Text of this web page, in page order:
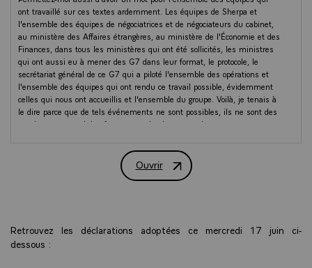
ont travaillé sur ces textes ardemment. Les équipes de Sherpa et
l'ensemble des équipes de négociatrices et de négociateurs du cabinet,
au ministère des Affaires étrangères, au ministère de l'Économie et des
Finances, dans tous les ministères qui ont été sollicités, les ministres
qui ont aussi eu à mener des G7 dans leur format, le protocole, le
secrétariat général de ce G7 qui a piloté l'ensemble des opérations et
l'ensemble des équipes qui ont rendu ce travail possible, évidemment
celles qui nous ont accueillis et l'ensemble du groupe. Voilà, je tenais à
le dire parce que de tels événements ne sont possibles, ils ne sont des
succès, que quand des femmes et des hommes s'engagent et mettent
manière plus visible mais pendant des mois. Bravo à tous
Je dis bravo parce qu'il n'a échappé à personne que ce G7 se tenait
fragmentation, des divisions ou des désaccords et nous les avions
assumés. Ce G7 a permis, et c'est ce qui constitue pour un tel
sommet un élément de son succès et donc c'est pourquoi je peux vous
Ouvrir
Conférence de Presse du Président
Retrouvez les déclarations adoptées ce mercredi 17 juin ci-
dessous :